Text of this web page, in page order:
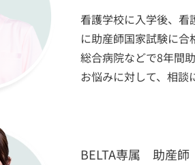
看護学校に入学後、看
に助産師国家試験に合
総合病院などで8年間
お悩みに対して、相談
BELTA専属 助産師